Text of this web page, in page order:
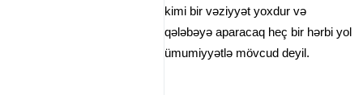
kimi bir vəziyyət yoxdur və
qələbəyə aparacaq heç bir hərbi yol
ümumiyyətlə mövcud deyil.